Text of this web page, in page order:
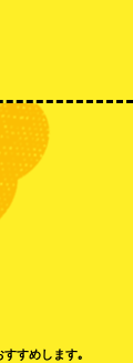
すめします｡